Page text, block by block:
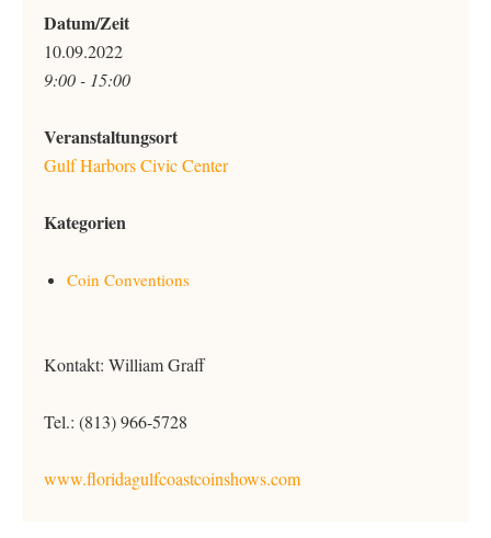
Datum/Zeit
10.09.2022
9:00 - 15:00
Veranstaltungsort
Gulf Harbors Civic Center
Kategorien
Coin Conventions
Kontakt: William Graff
Tel.: (813) 966-5728
www.floridagulfcoastcoinshows.com